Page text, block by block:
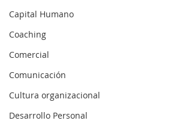
Capital Humano
Coaching
Comercial
Comunicación
Cultura organizacional
Desarrollo Personal